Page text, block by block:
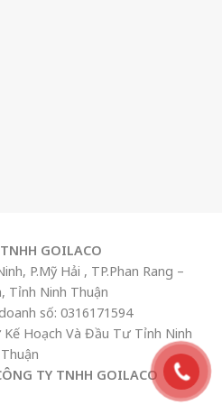
GOILACO
P.Mỹ Hải , TP.Phan Rang –
Tỉnh Ninh Thuận
số: 0316171594
Hoạch Và Đầu Tư Tỉnh Ninh
Thuận
TY TNHH GOILACO